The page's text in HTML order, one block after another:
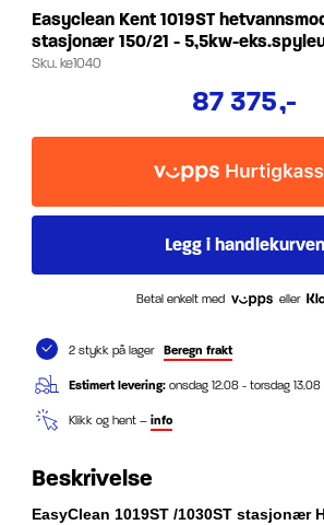
Easyclean Kent 1019ST
stasjonær 150/21 - 5,5kw-
Sku.ke1040
87 375,-
Betal enkelt med eller
2 stykk på lager Beregn frakt
Estimert levering: onsdag 12.08 - torsdag 13.08
Klikk og hent – info
Beskrivelse
EasyClean 1019ST /1030ST stasjonær